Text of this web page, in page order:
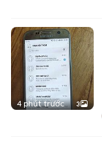
4 phút trước 3